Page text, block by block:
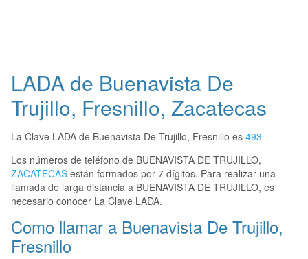
LADA de Buenavista De
Trujillo, Fresnillo, Zacatecas
La Clave LADA de Buenavista De Trujillo, Fresnillo es 493
Los números de teléfono de BUENAVISTA DE TRUJILLO,
ZACATECAS están formados por 7 dígitos. Para realizar una
llamada de larga distancia a BUENAVISTA DE TRUJILLO, es
necesario conocer La Clave LADA.
Como llamar a Buenavista De Trujillo,
Fresnillo